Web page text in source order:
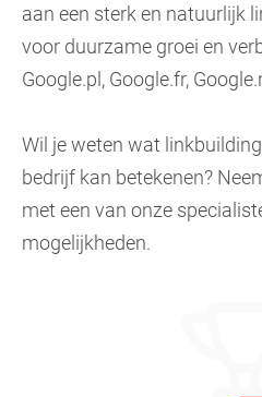
aan een sterk en natuurlijk
voor duurzame groei en
Google.pl, Google.fr,
Wil je weten wat
bedrijf kan betekenen?
met een van onze
mogelijkheden.